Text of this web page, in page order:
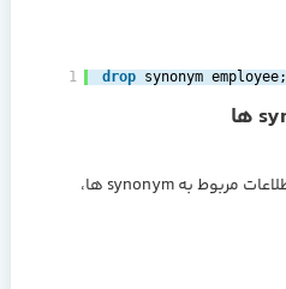
1 drop synonym employee;‎
جهت بازایابی و مشاهده ی اطلاعات مربوط به synonym ها،